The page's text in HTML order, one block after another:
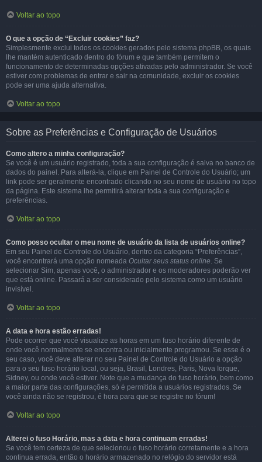
Voltar ao topo
O que a opção de “Excluir cookies” faz?
Simplesmente exclui todos os cookies gerados pelo sistema phpBB, os quais
lhe mantém autenticado dentro do fórum e que também permitem o
funcionamento de determinadas opções ativadas pelo administrador. Se você
estiver com problemas de entrar e sair na comunidade, excluir os cookies
pode ser uma ajuda alternativa.
Voltar ao topo
Sobre as Preferências e Configuração de Usuários
Como altero a minha configuração?
Se você é um usuário registrado, toda a sua configuração é salva no banco de
dados do painel. Para alterá-la, clique em Painel de Controle do Usuário; um
link pode ser geralmente encontrado clicando no seu nome de usuário no topo
da página. Este sistema lhe permitirá alterar toda a sua configuração e
preferências.
Voltar ao topo
Como posso ocultar o meu nome de usuário da lista de usuários online?
Em seu Painel de Controle do Usuário, dentro da categoria “Preferências”,
você encontrará uma opção nomeada Ocultar seus status online. Se
selecionar Sim, apenas você, o administrador e os moderadores poderão ver
que está online. Passará a ser considerado pelo sistema como um usuário
invisível.
Voltar ao topo
A data e hora estão erradas!
Pode ocorrer que você visualize as horas em um fuso horário diferente de
onde você normalmente se encontra ou inicialmente programou. Se esse é o
seu caso, você deve alterar no seu Painel de Controle do Usuário a opção
para o seu fuso horário local, ou seja, Brasil, Londres, Paris, Nova Iorque,
Sidney, ou onde você estiver. Note que a mudança do fuso horário, bem como
a maior parte das configurações, só é permitida a usuários registrados. Se
você ainda não se registrou, é hora para que se registre no fórum!
Voltar ao topo
Alterei o fuso Horário, mas a data e hora continuam erradas!
Se você tem certeza de que selecionou o fuso horário corretamente e a hora
continua errada, então o horário armazenado no relógio do servidor está